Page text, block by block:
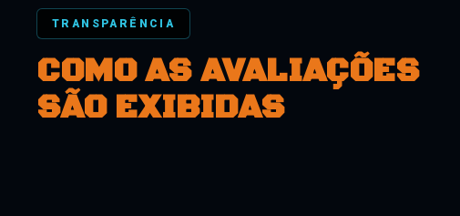
TRANSPARÊNCIA
COMO AS AVALIAÇÕES
SÃO EXIBIDAS